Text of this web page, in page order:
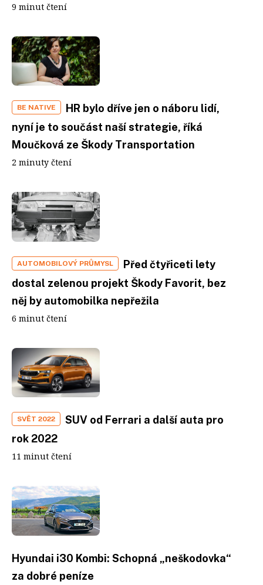
9 minut čtení
BE NATIVE
HR bylo dříve jen o náboru lidí,
nyní je to součást naší strategie, říká
Moučková ze Škody Transportation
2 minuty čtení
AUTOMOBILOVÝ PRŮMYSL
Před čtyřiceti lety
dostal zelenou projekt Škody Favorit, bez
něj by automobilka nepřežila
6 minut čtení
SVĚT 2022
SUV od Ferrari a další auta pro
rok 2022
11 minut čtení
Hyundai i30 Kombi: Schopná „neškodovka“
za dobré peníze